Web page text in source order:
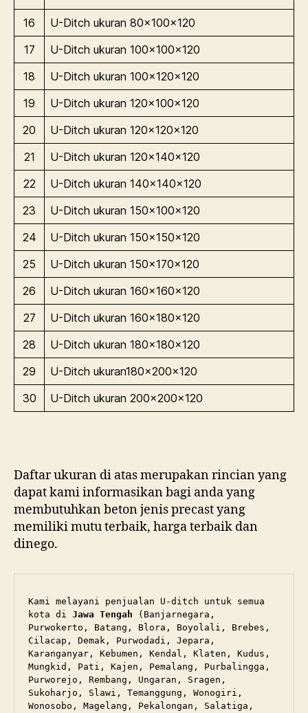
16
U-Ditch ukuran 80x100x120
17
U-Ditch ukuran 100x100x120
18
U-Ditch ukuran 100x120x120
19
U-Ditch ukuran 120x100x120
20
U-Ditch ukuran 120x120x120
21
U-Ditch ukuran 120x140x120
22
U-Ditch ukuran 140x140x120
23
U-Ditch ukuran 150x100x120
24
U-Ditch ukuran 150x150x120
25
U-Ditch ukuran 150x170x120
26
U-Ditch ukuran 160x160x120
27
U-Ditch ukuran 160x180x120
28
U-Ditch ukuran 180x180x120
29
U-Ditch ukuran180x200x120
30
U-Ditch ukuran 200x200x120
Daftar ukuran di atas merupakan rincian yang
dapat kami informasikan bagi anda yang
membutuhkan beton jenis precast yang
memiliki mutu terbaik, harga terbaik dan
dinego.
Kami melayani penjualan U-ditch untuk semua
kota di Jawa Tengah (Banjarnegara,
Purwokerto, Batang, Blora, Boyolali, Brebes,
Cilacap, Demak, Purwodadi, Jepara,
Karanganyar, Kebumen, Kendal, Klaten, Kudus,
Mungkid, Pati, Kajen, Pemalang, Purbalingga,
Purworejo, Rembang, Ungaran, Sragen,
Sukoharjo, Slawi, Temanggung, Wonogiri,
Wonosobo, Magelang, Pekalongan, Salatiga,